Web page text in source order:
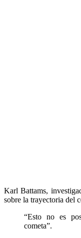
Karl Battams,
sobre la trayectoria del
“Esto no es
cometa”.